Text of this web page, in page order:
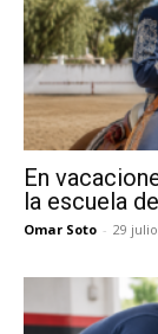
En
la escuela
Omar Soto - 29